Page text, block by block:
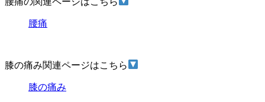
腰痛
膝の痛み関連ページはこちら
膝の痛み